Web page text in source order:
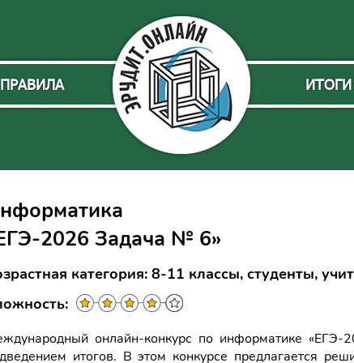
ПРАВИЛА ИТОГИ
2026 Задача № 6»
категория: 8-11 классы, студенты,
онлайн-конкурс по информатике
итогов. В этом конкурсе предлагается